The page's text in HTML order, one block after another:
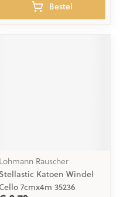
Bestel
Lohmann Rauscher
Stellastic Katoen Windel
Cello 7cmx4m 35236